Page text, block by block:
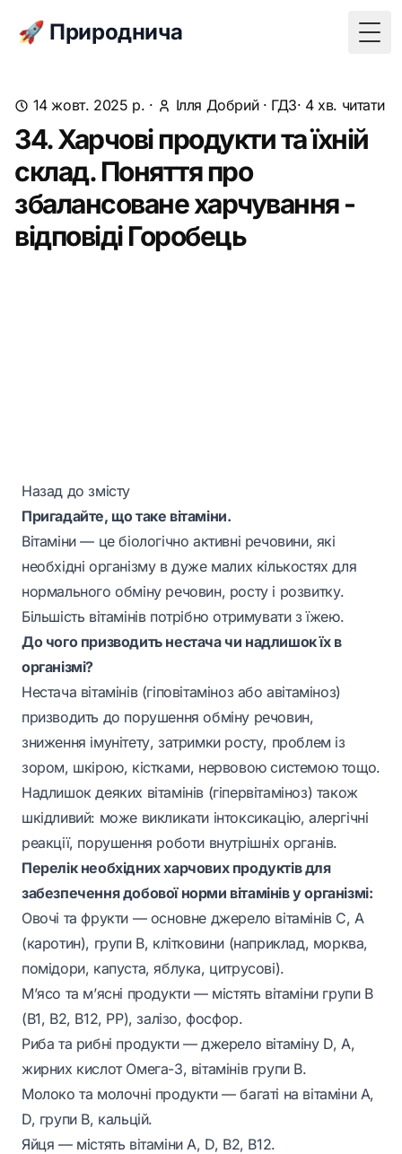
🚀 Природнича
14 жовт. 2025 р. · Ілля Добрий· ГДЗ· 4 хв. читати
34. Харчові продукти та їхній
склад. Поняття про
збалансоване харчування -
відповіді Горобець
Назад до змісту
Пригадайте, що таке вітаміни.
Вітаміни — це біологічно активні речовини, які
необхідні організму в дуже малих кількостях для
нормального обміну речовин, росту і розвитку.
Більшість вітамінів потрібно отримувати з їжею.
До чого призводить нестача чи надлишок їх в
організмі?
Нестача вітамінів (гіповітаміноз або авітаміноз)
призводить до порушення обміну речовин,
зниження імунітету, затримки росту, проблем із
зором, шкірою, кістками, нервовою системою тощо.
Надлишок деяких вітамінів (гіпервітаміноз) також
шкідливий: може викликати інтоксикацію, алергічні
реакції, порушення роботи внутрішніх органів.
Перелік необхідних харчових продуктів для
забезпечення добової норми вітамінів у організмі:
Овочі та фрукти — основне джерело вітамінів С, А
(каротин), групи В, клітковини (наприклад, морква,
помідори, капуста, яблука, цитрусові).
М’ясо та м’ясні продукти — містять вітаміни групи В
(В1, В2, В12, PP), залізо, фосфор.
Риба та рибні продукти — джерело вітаміну D, А,
жирних кислот Омега-3, вітамінів групи В.
Молоко та молочні продукти — багаті на вітаміни А,
D, групи В, кальцій.
Яйця — містять вітаміни А, D, В2, В12.